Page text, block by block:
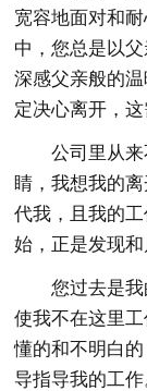
宽容地面对和
中，您总是以
深感父亲般的
定决心离开，这
公司里从
睛，我想我的
代我，且我的
始，正是发现和
您过去是
使我不在这里
懂的和不明白
导指导我的工作